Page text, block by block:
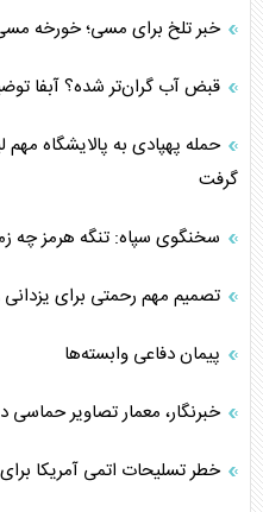
خبر تلخ برای مسی؛ خورخه
قبض آب گران‌تر شده؟ آبفا
حمله پهپادی به پالایشگاه
گرفت
سخنگوی سپاه: تنگه هرمز چه
تصمیم مهم رحمتی برای
پیمان دفاعی‌ وابسته‌ها
خبرنگار، معمار تصاویر
خطر تسلیحات اتمی آمریکا